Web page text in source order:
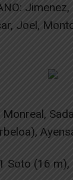
Joel,
Monreal,
Soto (16